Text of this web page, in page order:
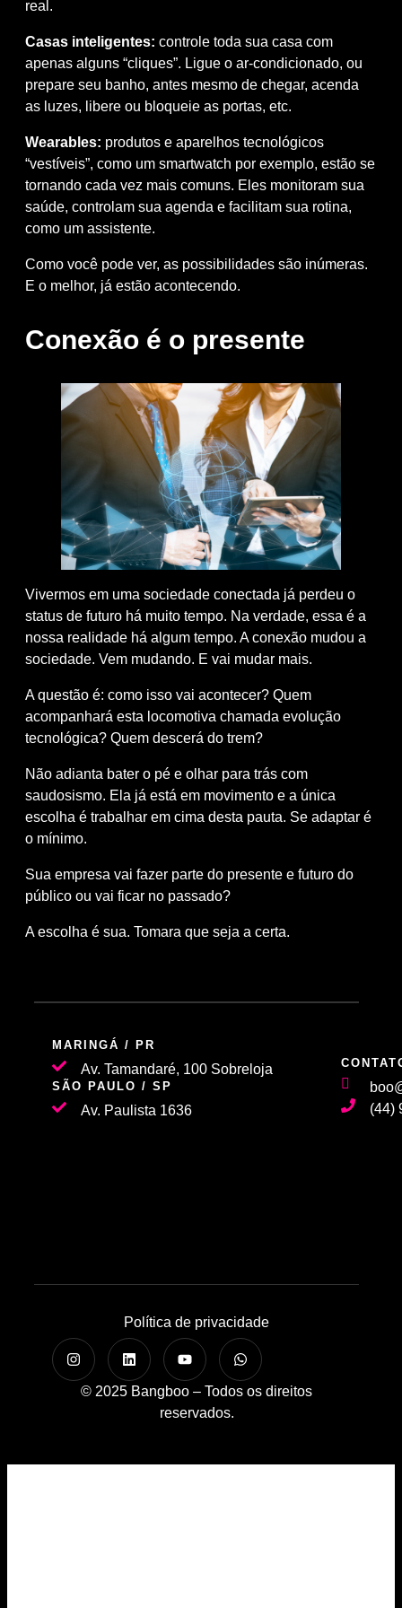
real.
Casas inteligentes: controle toda sua casa com
apenas alguns “cliques”. Ligue o ar-condicionado, ou
prepare seu banho, antes mesmo de chegar, acenda
as luzes, libere ou bloqueie as portas, etc.
Wearables: produtos e aparelhos tecnológicos
“vestíveis”, como um smartwatch por exemplo, estão se
tornando cada vez mais comuns. Eles monitoram sua
saúde, controlam sua agenda e facilitam sua rotina,
como um assistente.
Como você pode ver, as possibilidades são inúmeras.
E o melhor, já estão acontecendo.
Conexão é o presente
Vivermos em uma sociedade conectada já perdeu o
status de futuro há muito tempo. Na verdade, essa é a
nossa realidade há algum tempo. A conexão mudou a
sociedade. Vem mudando. E vai mudar mais.
A questão é: como isso vai acontecer? Quem
acompanhará esta locomotiva chamada evolução
tecnológica? Quem descerá do trem?
Não adianta bater o pé e olhar para trás com
saudosismo. Ela já está em movimento e a única
escolha é trabalhar em cima desta pauta. Se adaptar é
o mínimo.
Sua empresa vai fazer parte do presente e futuro do
público ou vai ficar no passado?
A escolha é sua. Tomara que seja a certa.
MARINGÁ / PR
Av. Tamandaré, 100 Sobreloja
SÃO PAULO / SP
Av. Paulista 1636
(44)
Política de privacidade
© 2025 Bangboo – Todos os direitos
reservados.